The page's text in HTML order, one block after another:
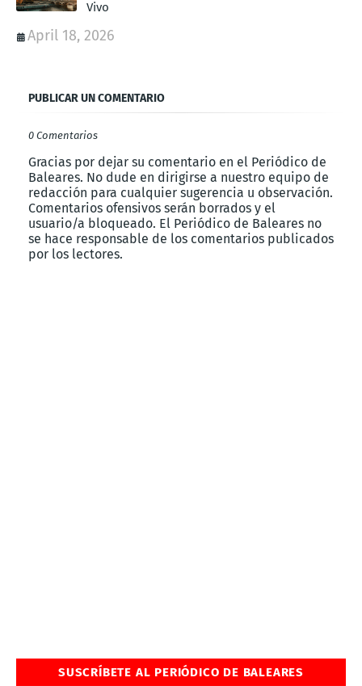
Vivo
April 18, 2026
PUBLICAR UN COMENTARIO
0 Comentarios
Gracias por dejar su comentario en el Periódico de
Baleares. No dude en dirigirse a nuestro equipo de
redacción para cualquier sugerencia u observación.
Comentarios ofensivos serán borrados y el
usuario/a bloqueado. El Periódico de Baleares no
se hace responsable de los comentarios publicados
por los lectores.
SUSCRÍBETE AL PERIÓDICO DE BALEARES